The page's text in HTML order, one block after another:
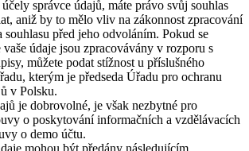
správce údajů, máte právo svůj souhlas
aniž by to mělo vliv na zákonnost zpracování
souhlasu před jeho odvoláním. Pokud se
vaše údaje jsou zpracovávány v rozporu s
můžete podat stížnost u příslušného
kterým je předseda Úřadu pro ochranu
v Polsku.
je dobrovolné, je však nezbytné pro
o poskytování informačních a vzdělávacích
o demo účtu.
mohou být předány následujícím